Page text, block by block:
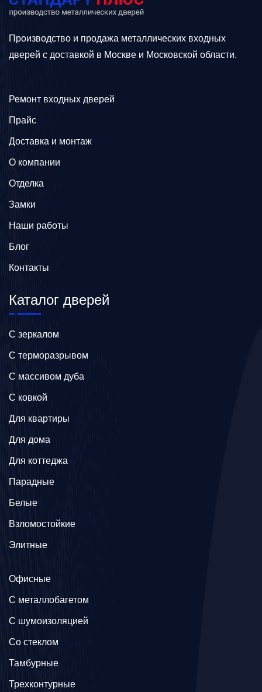
Производство и продажа металлических входных
дверей с доставкой в Москве и Московской области.
Ремонт входных дверей
Прайс
Доставка и монтаж
О компании
Отделка
Замки
Наши работы
Блог
Контакты
Каталог дверей
C зеркалом
C терморазрывом
C массивом дуба
C ковкой
Для квартиры
Для дома
Для коттеджа
Парадные
Белые
Взломостойкие
Элитные
Офисные
C металлобагетом
С шумоизоляцией
Со стеклом
Тамбурные
Трехконтурные